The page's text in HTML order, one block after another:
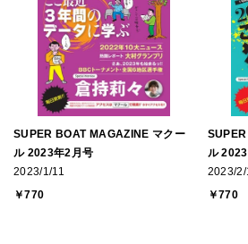
SUPER BOAT MAGAZINE マクー
ル 2023年2月号
2023/1/11
￥770
ル
2023/2/
￥770